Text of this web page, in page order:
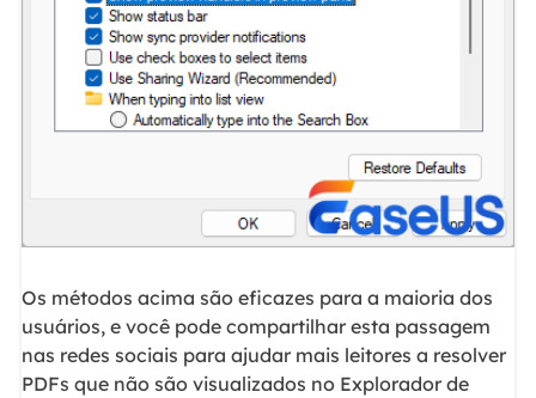
Os métodos acima são eficazes para a maioria dos
usuários, e você pode compartilhar esta passagem
nas redes sociais para ajudar mais leitores a resolver
PDFs que não são visualizados no Explorador de